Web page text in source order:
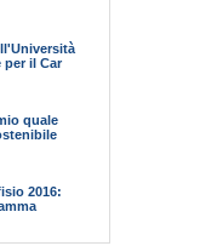
per il Car
quale
2016: